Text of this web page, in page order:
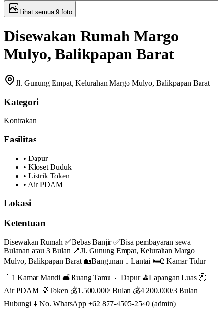
Lihat semua 9 foto
Disewakan Rumah Margo
Mulyo, Balikpapan Barat
Jl. Gunung Empat, Kelurahan Margo Mulyo, Balikpapan Barat
Kategori
Kontrakan
Fasilitas
• Dapur
• Kloset Duduk
• Listrik Token
• Air PDAM
Lokasi
Ketentuan
Disewakan Rumah ✅Bebas Banjir ✅Bisa pembayaran sewa
Bulanan atau 3 Bulan 📍Jl. Gunung Empat, Kelurahan Margo
Mulyo, Balikpapan Barat 🏡Bangunan 1 Lantai 🛏️2 Kamar Tidur
🚿1 Kamar Mandi 🛋️Ruang Tamu 🍲Dapur ⛳️Lapangan Luas 🚰
Air PDAM 💡Token 💰1.500.000/ Bulan 💰4.200.000/3 Bulan
Hubungi ⬇️ No. WhatsApp +62 877-4505-2540 (admin)